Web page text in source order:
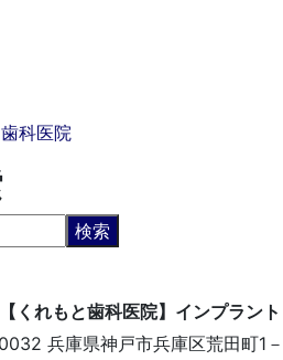
兵庫県神戸市兵庫区荒田町1